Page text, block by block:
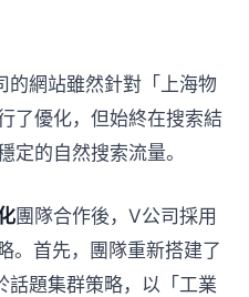
的網站雖然針對「上海物
了優化，但始終在搜索結
定的自然搜索流量。
團隊合作後，V公司採用
。首先，團隊重新搭建了
話題集群策略，以「工業